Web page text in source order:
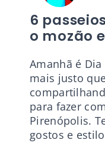
6
o mozão
Amanhã é
mais justo
para fazer
Pirenópolis.
gostos e